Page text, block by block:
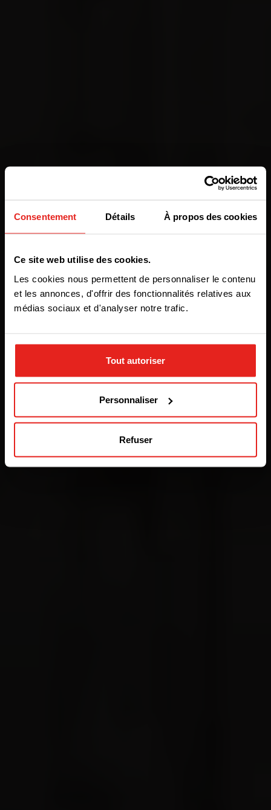
Consentement Détails À propos des cookies
Ce site web utilise des cookies.
Les cookies nous permettent de personnaliser le contenu
et les annonces, d'offrir des fonctionnalités relatives aux
médias sociaux et d'analyser notre trafic.
Tout autoriser
Personnaliser
Refuser
from another region. Please choose
one of the options
SOLUTIONS (NORTH AMERICA)